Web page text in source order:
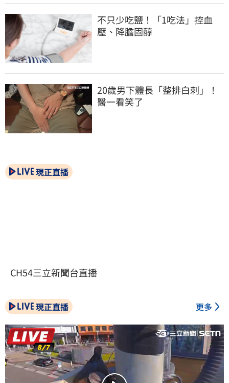
不只少吃鹽！「1吃法」控血
壓、降膽固醇
20歲男下體長「整排白刺」！
醫一看笑了
現正直播
CH54三立新聞台直播
現正直播 更多